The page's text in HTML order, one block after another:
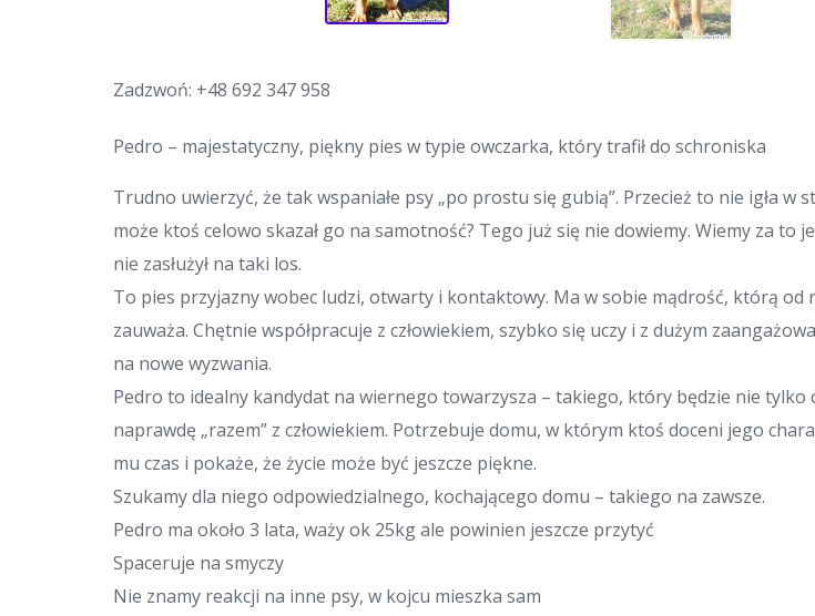
Zadzwoń: +48 692 347 958
Pedro – majestatyczny, piękny pies w typie owczarka, który trafił do schroniska
Trudno uwierzyć, że tak wspaniałe psy „po prostu się gubią”. Przecież to nie igła w
może ktoś celowo skazał go na samotność? Tego już się nie dowiemy. Wiemy za to
nie zasłużył na taki los.
To pies przyjazny wobec ludzi, otwarty i kontaktowy. Ma w sobie mądrość, którą od
zauważa. Chętnie współpracuje z człowiekiem, szybko się uczy i z dużym
na nowe wyzwania.
Pedro to idealny kandydat na wiernego towarzysza – takiego, który będzie nie tylko
naprawdę „razem” z człowiekiem. Potrzebuje domu, w którym ktoś doceni jego
mu czas i pokaże, że życie może być jeszcze piękne.
Szukamy dla niego odpowiedzialnego, kochającego domu – takiego na zawsze.
Pedro ma około 3 lata, waży ok 25kg ale powinien jeszcze przytyć
Spaceruje na smyczy
Nie znamy reakcji na inne psy, w kojcu mieszka sam